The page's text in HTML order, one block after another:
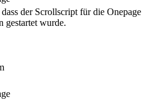
dass der Scrollscript für die Onepage
gestartet wurde.